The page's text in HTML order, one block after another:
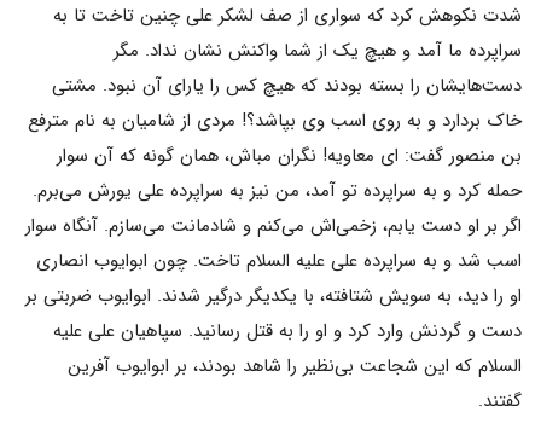
شدت نکوهش کرد که سواری از صف لشکر علی چنین تاخت تا به
سراپرده ما آمد و هیچ یک از شما واکنش نشان نداد. مگر
دست‌هایشان را بسته بودند که هیچ کس را یارای آن نبود. مشتی
خاک بردارد و به روی اسب وی بپاشد؟! مردی از شامیان به نام مترفع
بن منصور گفت: ای معاویه! نگران مباش، همان گونه که آن سوار
حمله کرد و به سراپرده تو آمد، من نیز به سراپرده علی یورش می‌‌برم.
اگر بر او دست یابم، زخمی‌‌اش می‌‌کنم و شادمانت می‌‌سازم. آنگاه سوار
اسب شد و به سراپرده علی علیه السلام تاخت. چون ابوایوب انصاری
او را دید، به سویش شتافته، با یکدیگر درگیر شدند. ابوایوب ضربتی بر
دست و گردنش وارد کرد و او را به قتل رسانید. سپاهیان علی علیه
السلام که این شجاعت بی‌نظیر را شاهد بودند، بر ابوایوب آفرین
گفتند.